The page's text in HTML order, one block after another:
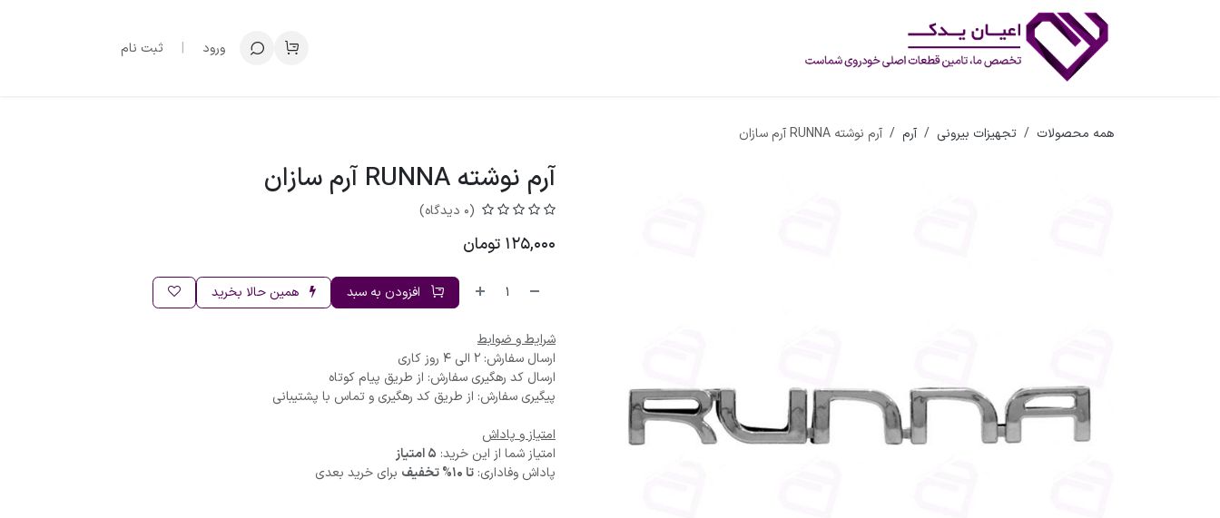
صرف نظر و مشاهده محتوا
ورود | ثبت نام
همه محصولات تجهیزات بیرونی آرم آرم نوشته RUNNA آرم سازان
آرم نوشته RUNNA آرم سازان
(0 دیدگاه)
125,000 تومان
افزودن به سبد همین حالا بخرید
شرایط و ضوابط
ارسال سفارش: 2 الی 4 روز کاری
ارسال کد رهگیری سفارش: از طریق پیام کوتاه
پیگیری سفارش: از طریق کد رهگیری و تماس با پشتیبانی
امتیاز و پاداش
امتیاز شما از این خرید: 5 امتیاز
پاداش وفاداری: تا 10% تخفیف برای خرید بعدی